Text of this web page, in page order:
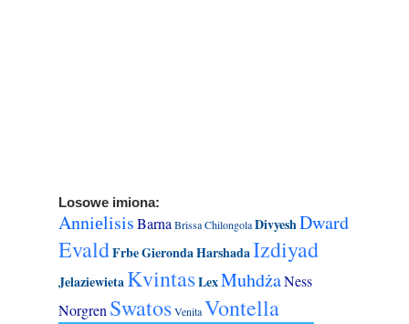
Losowe imiona:
AnniеlisisBarnaBrissaChilongolaDivyeshDward
EvaldFrbeGierondaHarshadaIzdiyad
JelaziewietaKvintasLexMuhdżaNess
NorgrenSwatosVenitaVontella